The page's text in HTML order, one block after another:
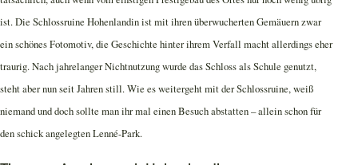
ist. Die Schlossruine Hohenlandin ist mit ihren überwucherten Gemäuern zwar
ein schönes Fotomotiv, die Geschichte hinter ihrem Verfall macht allerdings eher
traurig. Nach jahrelanger Nichtnutzung wurde das Schloss als Schule genutzt,
steht aber nun seit Jahren still. Wie es weitergeht mit der Schlossruine, weiß
niemand und doch sollte man ihr mal einen Besuch abstatten – allein schon für
den schick angelegten Lenné-Park.